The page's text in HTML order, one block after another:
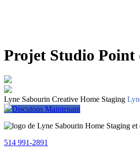
Projet Studio Point
Lyne Sabourin Creative Home Staging
Discutons Maintenant
514 991-2891